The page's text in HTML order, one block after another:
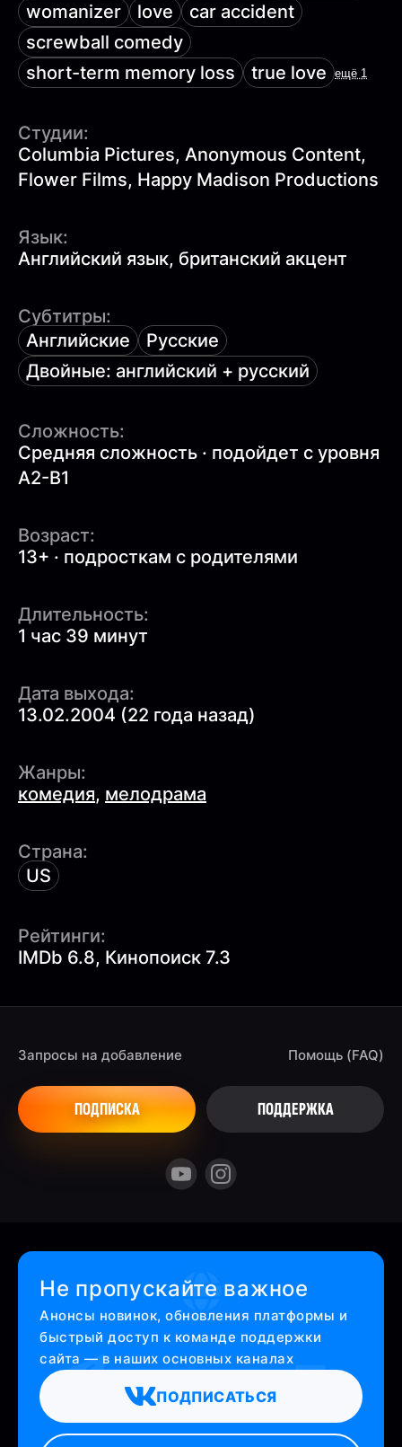
womanizer
love
car accident
screwball comedy
short-term memory loss
true love ещё 1
Студии:
Columbia Pictures, Anonymous Content,
Flower Films, Happy Madison Productions
Язык:
Английский язык, британский акцент
Субтитры:
Английские
Русские
Двойные: английский + русский
Сложность:
Средняя сложность · подойдет с уровня
A2-B1
Возраст:
13+ · подросткам с родителями
Длительность:
1 час 39 минут
Дата выхода:
13.02.2004 (22 года назад)
Жанры:
комедия, мелодрама
Страна:
US
Рейтинги:
IMDb 6.8, Кинопоиск 7.3
Запросы на добавление
ПОДПИСКА
Помощь (FAQ)
ПОДДЕРЖКА
Не пропускайте важное
Анонсы новинок, обновления платформы и
быстрый доступ к команде поддержки
сайта — в наших основных каналах
ПОДПИСАТЬСЯ